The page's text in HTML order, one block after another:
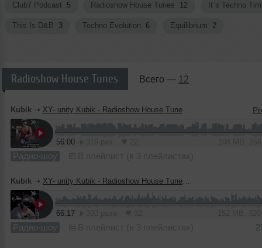
Club7 Podcast 5 Radioshow House Tunes 12 It`s Techno
This Is D&B 3 Techno Evolution 6 Equilibrium 2
Radioshow House Tunes Всего — 12
Kubik ➝ XY- unity Kubik - Radioshow House Tunes #012
56:00
Радио-шоу В плейлист (в 3 плейлистах)
Kubik ➝ XY- unity Kubik - Radioshow House Tunes #11
66:17
Радио-шоу В плейлист (в 3 плейлистах)